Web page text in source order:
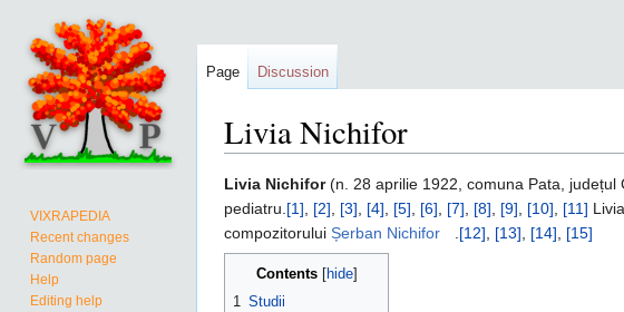
Livia Nichifor
Jump
to
navigation
Jump
to
search
Livia Nichifor(n. 28 aprilie 1922, comuna Pata, județul
pediatru.[1], [2], [3], [4], [5], [6], [7], [8], [9], [10], [11]
compozitorului Șerban Nichifor .[12], [13], [14], [15]
Contents
1 Studii
Page Discussion
VIXRAPEDIA
Recent changes
Random page
Help
Editing help